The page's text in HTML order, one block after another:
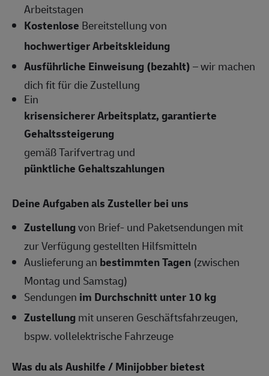
Arbeitstagen
Kostenlose Bereitstellung von
hochwertiger Arbeitskleidung
Ausführliche Einweisung (bezahlt)– wir machen
dich fit für die Zustellung
Ein
krisensicherer Arbeitsplatz, garantierte
Gehaltssteigerung
gemäß Tarifvertrag und
pünktliche Gehaltszahlungen
Deine Aufgaben als Zusteller bei uns
Zustellungvon Brief- und Paketsendungen mit
zur Verfügung gestellten Hilfsmitteln
Auslieferung an bestimmten Tagen (zwischen
Montag und Samstag)
Sendungen im Durchschnitt unter 10 kg
Zustellungmit unseren Geschäftsfahrzeugen,
bspw. vollelektrische Fahrzeuge
Was du als Aushilfe / Minijobber bietest